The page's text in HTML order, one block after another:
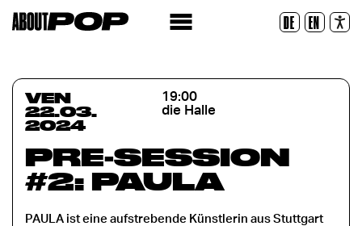
DE EN
Réinitialiser
VEN
22.03.
2024
19:00
die Halle
PRE-SESSION
#2: PAULA
PAULA ist eine aufstrebende Künstlerin aus Stuttgart